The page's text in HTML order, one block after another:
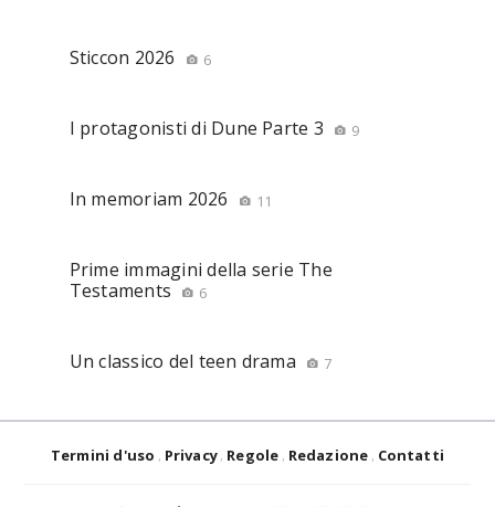
Sticcon 2026 6
I protagonisti di Dune Parte 3 9
In memoriam 2026 11
Prime immagini della serie The
Testaments
6
Un classico del teen drama 7
Termini d'uso Privacy Regole Redazione Contatti